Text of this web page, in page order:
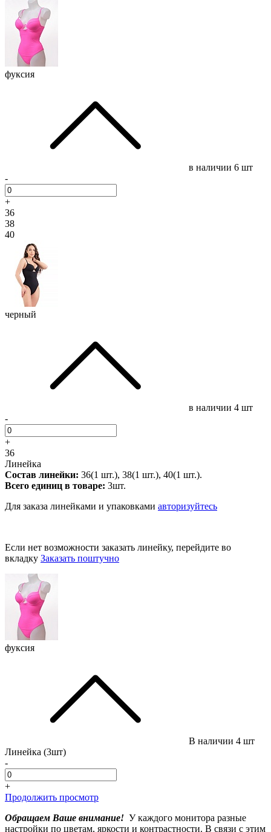
фуксия
в наличии 6 шт
-
+
36
38
40
черный
в наличии 4 шт
-
+
36
Линейка
Состав линейки: 36(1 шт.), 38(1 шт.), 40(1 шт.).
Всего единиц в товаре: 3шт.
Для заказа линейками и упаковками авторизуйтесь
Если нет возможности заказать линейку, перейдите во
вкладку Заказать поштучно
фуксия
В наличии 4 шт
Линейка (3шт)
-
+
Продолжить просмотр
Обращаем Ваше внимание! У каждого монитора разные
настройки по цветам, яркости и контрастности. В связи с этим